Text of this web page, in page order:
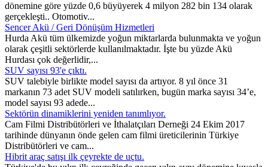
dönemine göre yüzde 0,6 büyüyerek 4 milyon 282 bin 134 olarak
gerçekleşti.. Otomotiv...
Sencer Akü / Geri Dönüşüm Hizmetleri
Hurda Akü tüm ülkemizde yoğun miktarlarda bulunmakta ve yoğun
olarak çeşitli sektörlerde kullanılmaktadır. İşte bu yüzde Akü
Hurdası çok değerlidir,...
SUV sayısı 93'e çıktı.
SUV talebiyle birlikte model sayısı da artıyor. 8 yıl önce 31
markanın 73 adet SUV modeli satılırken, bugün marka sayısı 34’e,
model sayısı 93 adede...
Sektörün dinamiklerini yeniden tanımlıyor.
Cam Filmi Distribütörleri ve İthalatçıları Derneği 24 Ekim 2017
tarihinde dünyanın önde gelen cam filmi üreticilerinin Türkiye
Distribütörleri ve cam...
Hibrit araç satışı ilk çeyrekte de uçtu.